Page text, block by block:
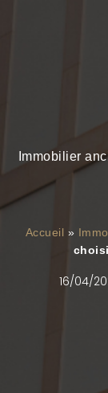
Immobilier
Accueil »
16/04/